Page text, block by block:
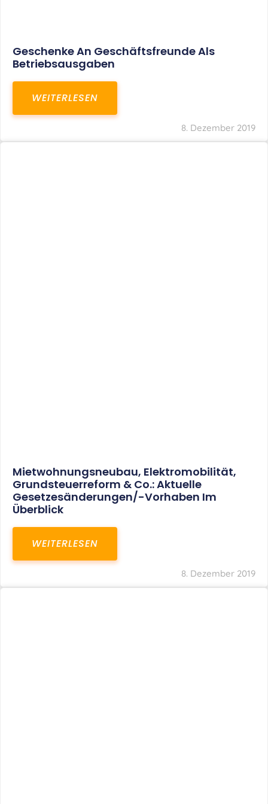
Geschenke An Geschäftsfreunde Als
Betriebsausgaben
WEITERLESEN
8. Dezember 2019
Mietwohnungsneubau, Elektromobilität,
Grundsteuerreform & Co.: Aktuelle
Gesetzesänderungen/-Vorhaben Im
Überblick
WEITERLESEN
8. Dezember 2019